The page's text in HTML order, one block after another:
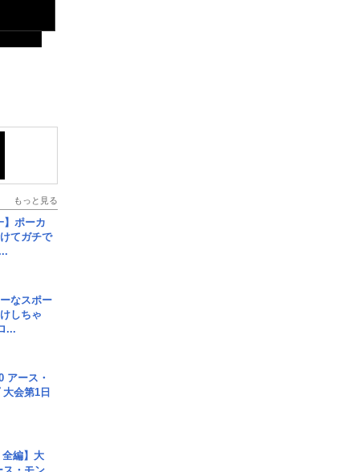
もっと見る
】ポーカ
てガチで
なスポー
しちゃ
...
アース・
会第1日
全編】大